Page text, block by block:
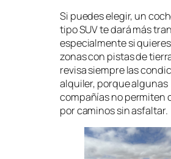
Si puedes elegir, un
tipo SUV te dará más
especialmente si
zonas con pistas de
revisa siempre las
alquiler, porque algunas
compañías no permiten
por caminos sin asfaltar.